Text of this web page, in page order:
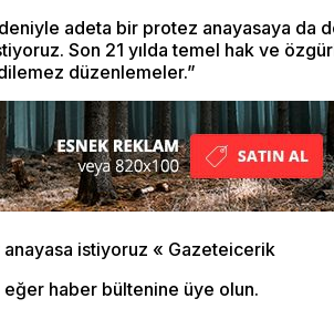
adeta bir protez anayasaya
Son 21 yılda temel hak ve
düzenlemeler.”
eğer haber bültenine üye olun.